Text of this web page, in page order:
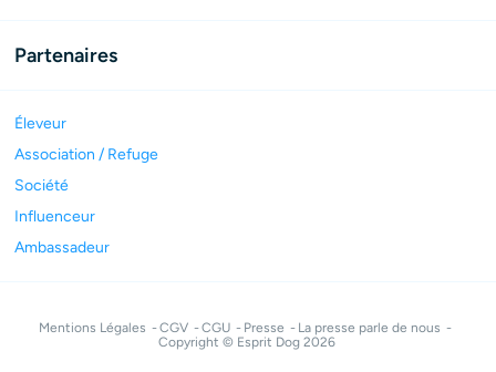
Partenaires
Éleveur
Association / Refuge
Société
Influenceur
Ambassadeur
Mentions Légales CGV CGU Presse
La presse parle de nous
Copyright © Esprit Dog 2026